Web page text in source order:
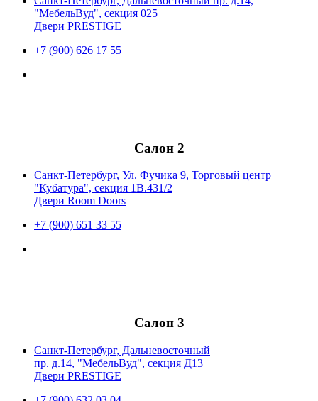
"МебельВуд", секция 025
Двери PRESTIGE
+7 (900) 626 17 55
Салон 2
Санкт-Петербург, Ул. Фучика 9, Торговый центр
"Кубатура", секция 1В.431/2
Двери Room Doors
+7 (900) 651 33 55
Салон 3
Санкт-Петербург, Дальневосточный
пр. д.14, "МебельВуд", секция Д13
Двери PRESTIGE